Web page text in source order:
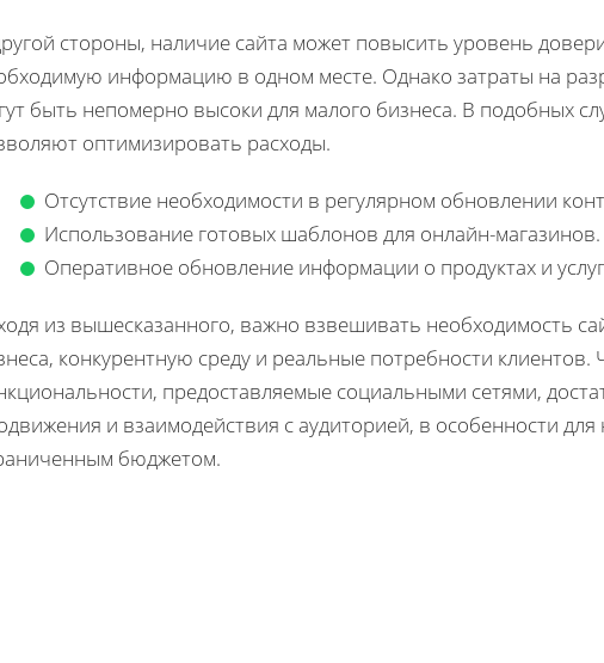
стороны, наличие сайта может повысить уровень
информацию в одном месте. Однако затраты на
быть непомерно высоки для малого бизнеса. В подобных
оптимизировать расходы.
Отсутствие необходимости в регулярном обновлении
Использование готовых шаблонов для онлайн-магазинов.
Оперативное обновление информации о продуктах и
из вышесказанного, важно взвешивать необходимость
конкурентную среду и реальные потребности клиентов.
предоставляемые социальными сетями,
и взаимодействия с аудиторией, в особенности
бюджетом.